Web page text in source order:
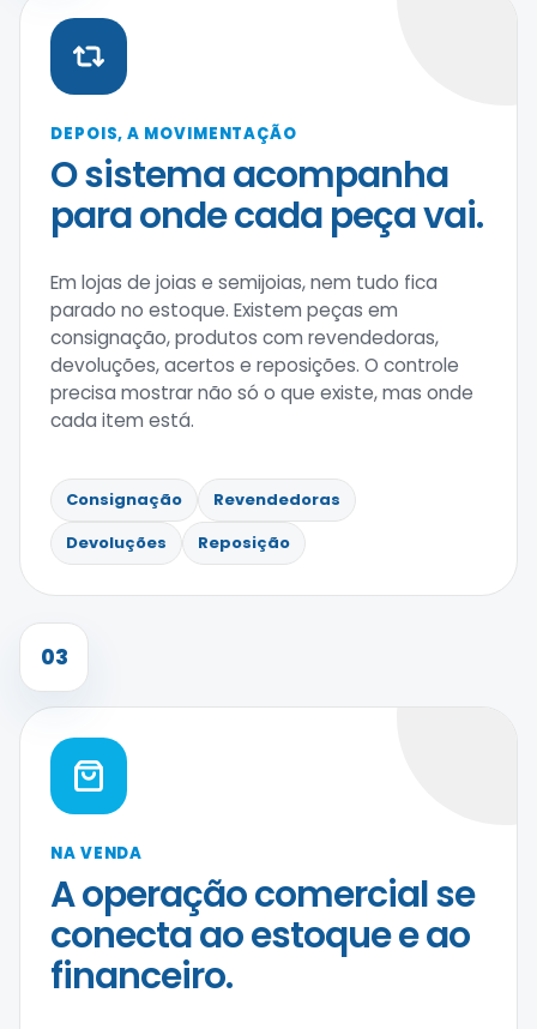
DEPOIS, A MOVIMENTAÇÃO
O sistema acompanha
para onde cada peça vai.
Em lojas de joias e semijoias, nem tudo fica
parado no estoque. Existem peças em
consignação, produtos com revendedoras,
devoluções, acertos e reposições. O controle
precisa mostrar não só o que existe, mas onde
cada item está.
Consignação
Revendedoras
Devoluções
Reposição
03
NA VENDA
A operação comercial se
conecta ao estoque e ao
financeiro.